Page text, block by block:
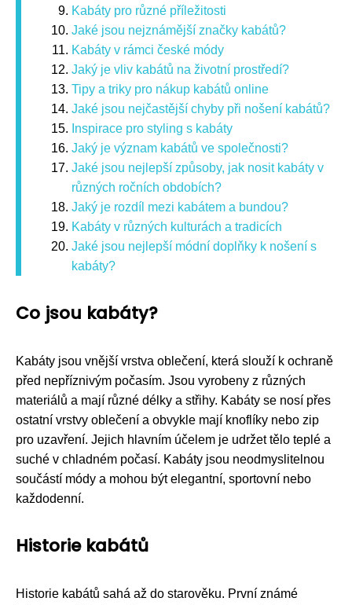
Kabáty pro různé příležitosti
Jaké jsou nejznámější značky kabátů?
Kabáty v rámci české módy
Jaký je vliv kabátů na životní prostředí?
Tipy a triky pro nákup kabátů online
Jaké jsou nejčastější chyby při nošení kabátů?
Inspirace pro styling s kabáty
Jaký je význam kabátů ve společnosti?
Jaké jsou nejlepší způsoby, jak nosit kabáty v
různých ročních obdobích?
Jaký je rozdíl mezi kabátem a bundou?
Kabáty v různých kulturách a tradicích
Jaké jsou nejlepší módní doplňky k nošení s
kabáty?
Co jsou kabáty?
Kabáty jsou vnější vrstva oblečení, která slouží k ochraně
před nepříznivým počasím. Jsou vyrobeny z různých
materiálů a mají různé délky a střihy. Kabáty se nosí přes
ostatní vrstvy oblečení a obvykle mají knoflíky nebo zip
pro uzavření. Jejich hlavním účelem je udržet tělo teplé a
suché v chladném počasí. Kabáty jsou neodmyslitelnou
součástí módy a mohou být elegantní, sportovní nebo
každodenní.
Historie kabátů
Historie kabátů sahá až do starověku. První známé